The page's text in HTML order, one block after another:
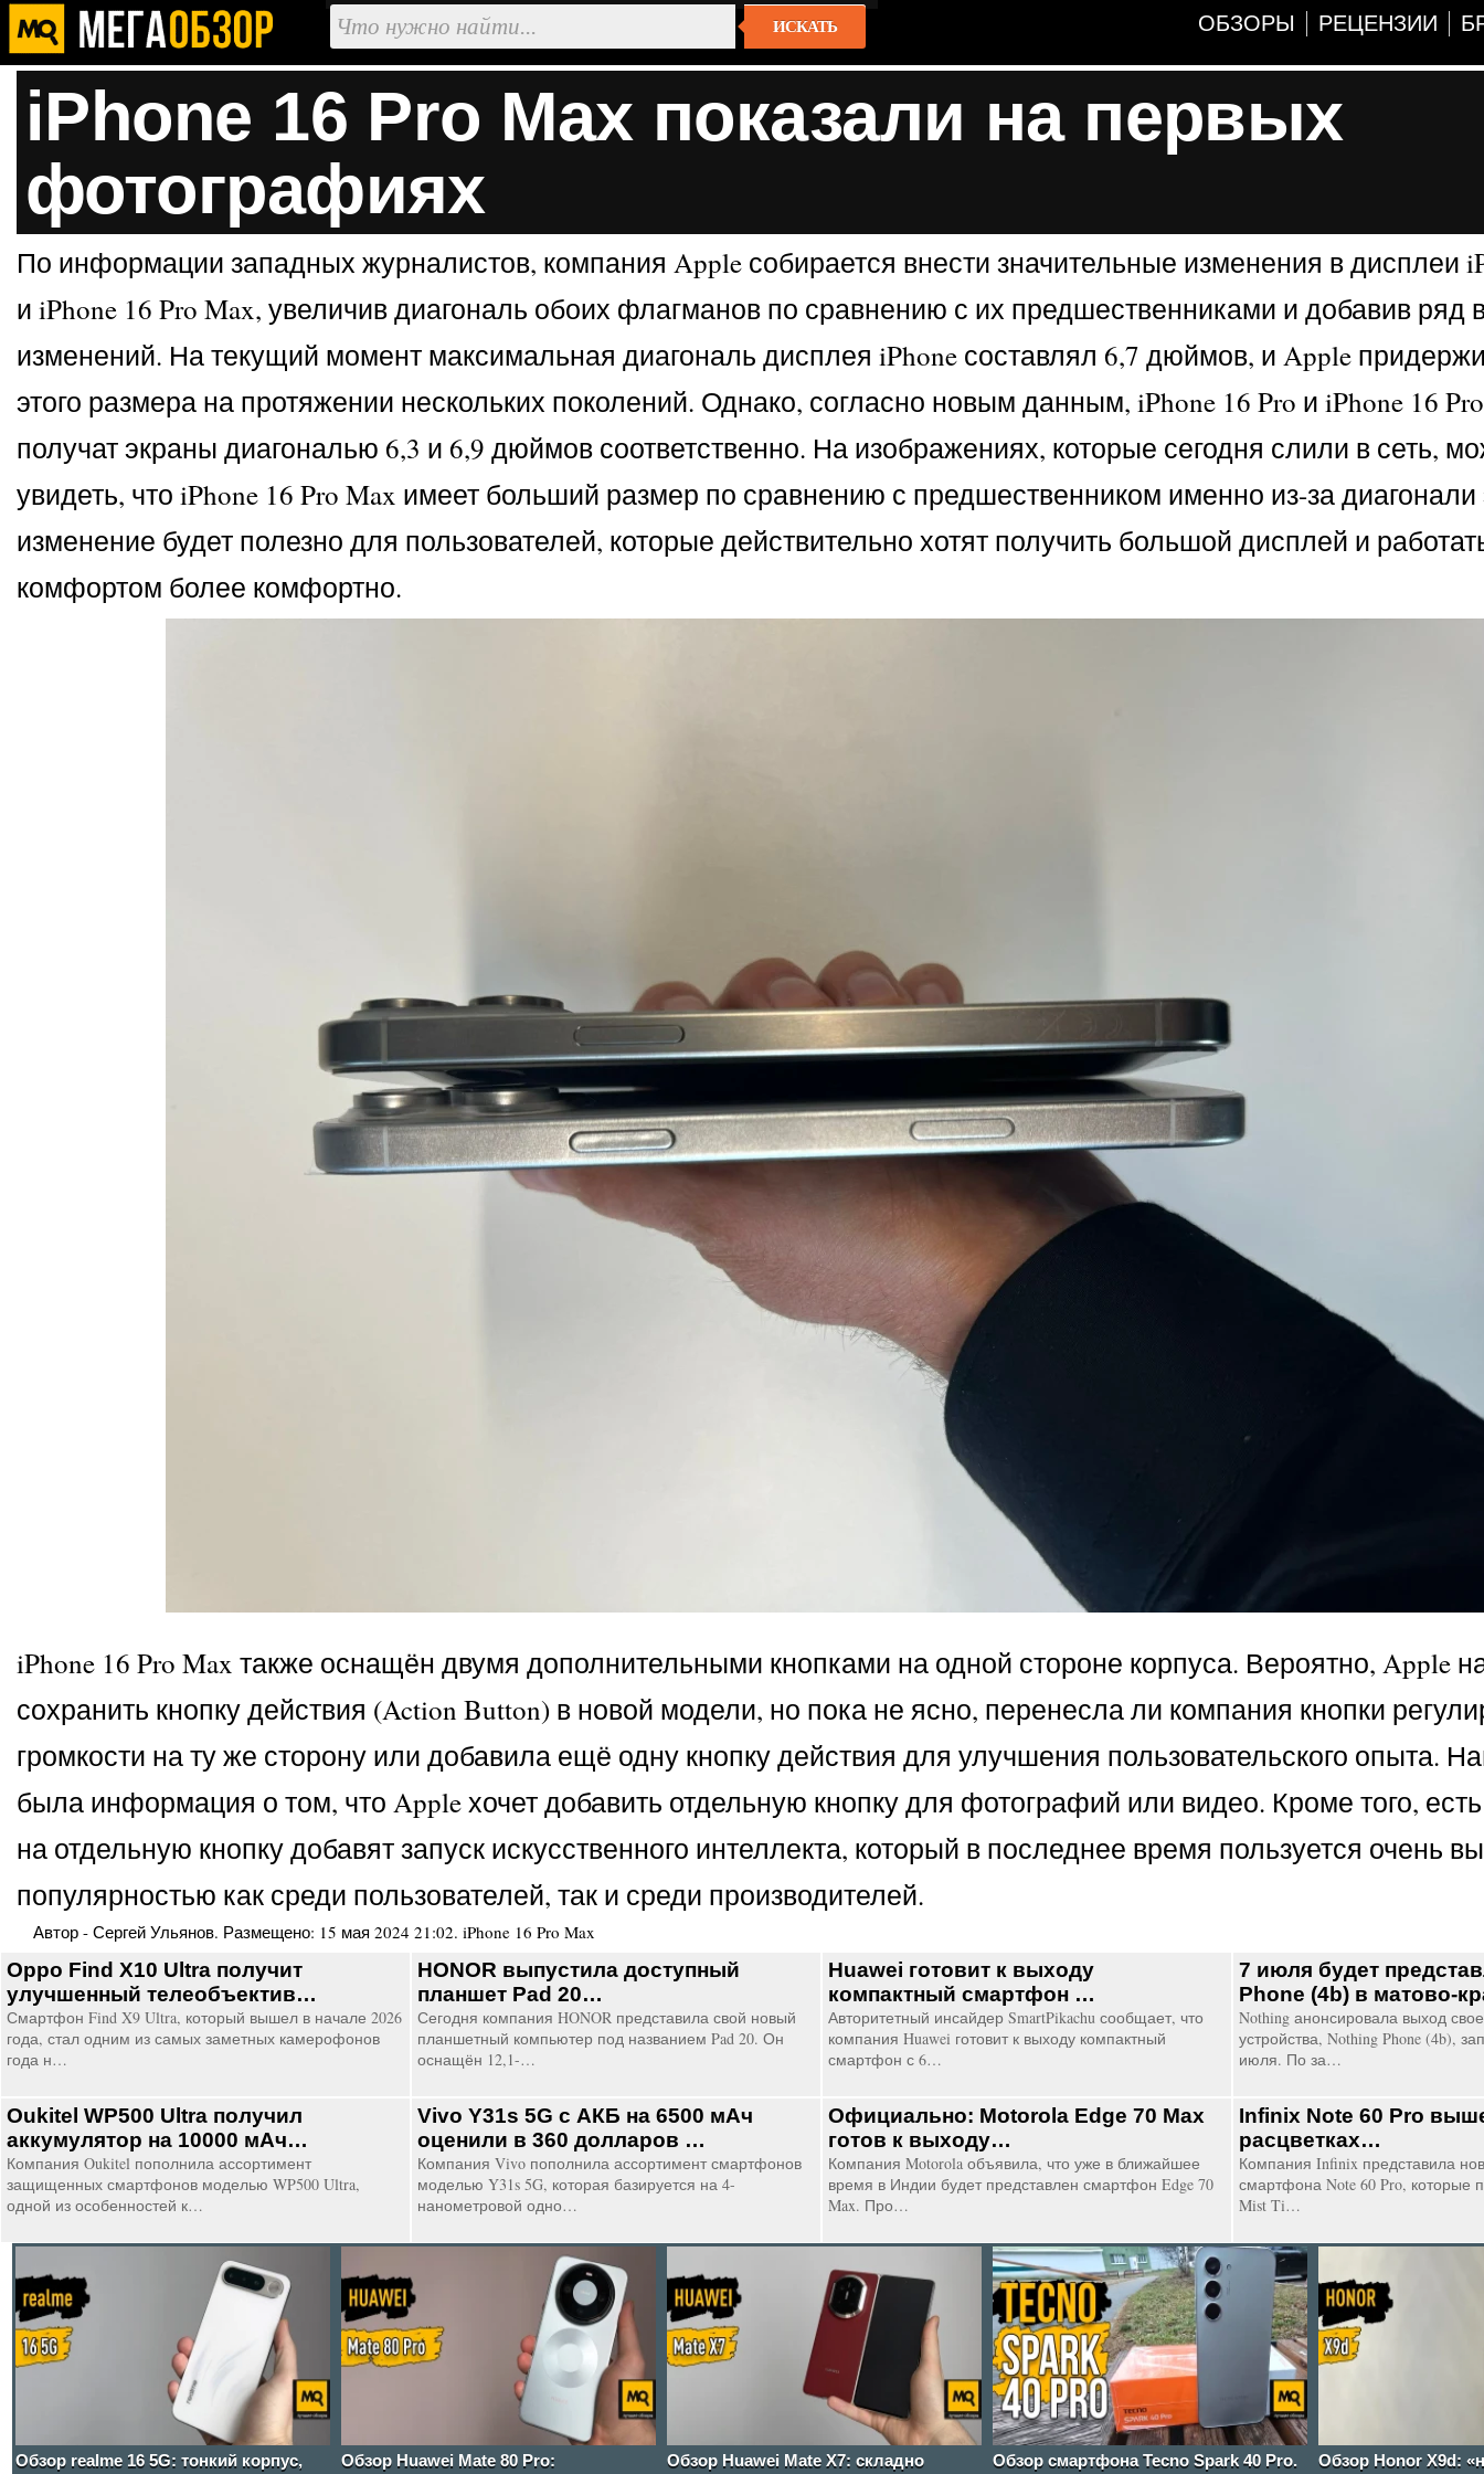
ИСКАТЬ ОБЗОРЫ РЕЦЕНЗИИ
iPhone 16 Pro Max показали на первых
фотографиях
По информации западных журналистов, компания Apple собирается внести значительные изменения в дисплеи
и iPhone 16 Pro Max, увеличив диагональ обоих флагманов по сравнению с их предшественниками и добавив ряд
изменений. На текущий момент максимальная диагональ дисплея iPhone составлял 6,7 дюймов, и Apple
этого размера на протяжении нескольких поколений. Однако, согласно новым данным, iPhone 16 Pro и iPhone 16
получат экраны диагональю 6,3 и 6,9 дюймов соответственно. На изображениях, которые сегодня слили в сеть,
увидеть, что iPhone 16 Pro Max имеет больший размер по сравнению с предшественником именно из-за
изменение будет полезно для пользователей, которые действительно хотят получить большой дисплей и
комфортом более комфортно.
iPhone 16 Pro Max также оснащён двумя дополнительными кнопками на одной стороне корпуса. Вероятно, Apple
сохранить кнопку действия (Action Button) в новой модели, но пока не ясно, перенесла ли компания кнопки
громкости на ту же сторону или добавила ещё одну кнопку действия для улучшения пользовательского опыта.
была информация о том, что Apple хочет добавить отдельную кнопку для фотографий или видео. Кроме того,
на отдельную кнопку добавят запуск искусственного интеллекта, который в последнее время пользуется очень
популярностью как среди пользователей, так и среди производителей.
Автор - Сергей Ульянов. Размещено: 15 мая 2024 21:02. iPhone 16 Pro Max
Oppo Find X10 Ultra получит
улучшенный телеобъектив…
Смартфон Find X9 Ultra, который вышел в начале 2026
года, стал одним из самых заметных камерофонов
года н…
HONOR выпустила доступный
планшет Pad 20…
Сегодня компания HONOR представила свой новый
планшетный компьютер под названием Pad 20. Он
оснащён 12,1-…
Huawei готовит к выходу
компактный смартфон …
Авторитетный инсайдер SmartPikachu сообщает, что
компания Huawei готовит к выходу компактный
смартфон с 6…
7 июля будет
Phone (4b) в матово-
Nothing анонсировала выход
устройства, Nothing Phone (4b),
июля. По за…
Oukitel WP500 Ultra получил
аккумулятор на 10000 мАч…
Компания Oukitel пополнила ассортимент
защищенных смартфонов моделью WP500 Ultra,
одной из особенностей к…
Vivo Y31s 5G с АКБ на 6500 мАч
оценили в 360 долларов …
Компания Vivo пополнила ассортимент смартфонов
моделью Y31s 5G, которая базируется на 4-
нанометровой одно…
Официально: Motorola Edge 70 Max
готов к выходу…
Компания Motorola объявила, что уже в ближайшее
время в Индии будет представлен смартфон Edge 70
Max. Про…
Infinix Note 60 Pro
расцветках…
Компания Infinix представила
смартфона Note 60 Pro, которые
Mist Ti…
Обзор realme 16 5G: тонкий корпус,
Обзор Huawei Mate 80 Pro:
Обзор Huawei Mate X7: складно
Обзор смартфона Tecno Spark 40 Pro.
Обзор Honor X9d: